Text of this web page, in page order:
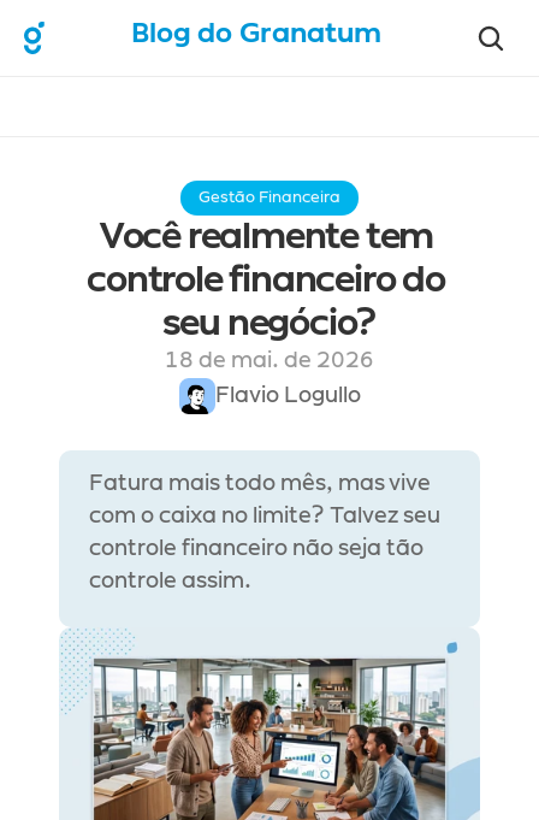
Blog do Granatum
Gestão Financeira
Você realmente tem
controle financeiro do
seu negócio?
18 de mai. de 2026
Flavio Logullo
Fatura mais todo mês, mas vive
com o caixa no limite? Talvez seu
controle financeiro não seja tão
controle assim.